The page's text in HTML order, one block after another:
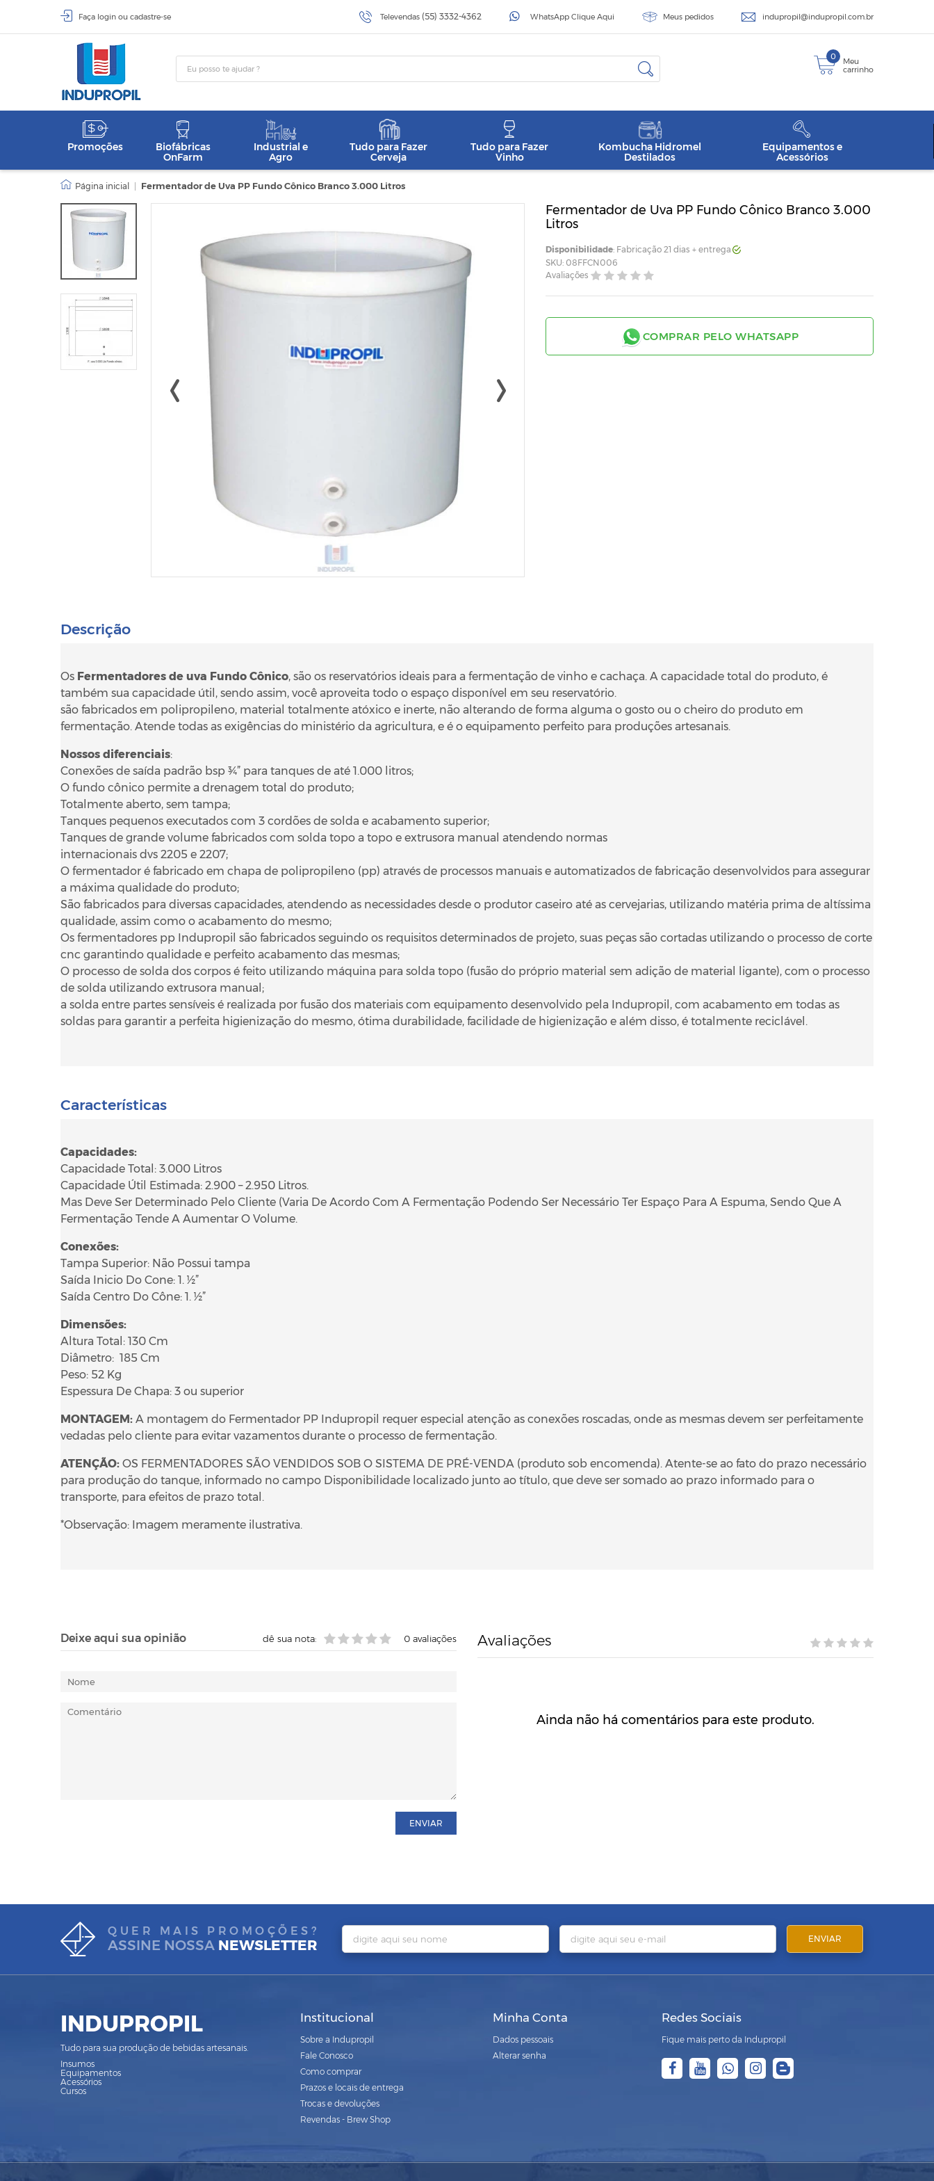
Faça login ou cadastre-se Televendas (55) 3332-4362 WhatsApp Clique Aqui Meus pedidos indupropil@indupropil.com.br
0
Meu
carrinho
Promoções
Biofábricas
OnFarm
Industrial e
Agro
Tudo para Fazer
Cerveja
Tudo para Fazer
Vinho
Kombucha Hidromel
Destilados
Equipamentos e
Acessórios
Fermentador de Uva PP Fundo Cônico Branco 3.000 Litros
Fermentador de Uva PP Fundo Cônico Branco 3.000
Litros
Disponibilidade: Fabricação 21 dias + entrega
SKU: 08FFCN006
Avaliações
COMPRAR PELO WHATSAPP
Descrição
Os Fermentadores de uva Fundo Cônico, são os reservatórios ideais para a fermentação de vinho e cachaça. A capacidade total do produto, é
também sua capacidade útil, sendo assim, você aproveita todo o espaço disponível em seu reservatório.
são fabricados em polipropileno, material totalmente atóxico e inerte, não alterando de forma alguma o gosto ou o cheiro do produto em
fermentação. Atende todas as exigências do ministério da agricultura, e é o equipamento perfeito para produções artesanais.
Nossos diferenciais:
Conexões de saída padrão bsp ¾” para tanques de até 1.000 litros;
O fundo cônico permite a drenagem total do produto;
Totalmente aberto, sem tampa;
Tanques pequenos executados com 3 cordões de solda e acabamento superior;
Tanques de grande volume fabricados com solda topo a topo e extrusora manual atendendo normas
internacionais dvs 2205 e 2207;
O fermentador é fabricado em chapa de polipropileno (pp) através de processos manuais e automatizados de fabricação desenvolvidos para assegurar
a máxima qualidade do produto;
São fabricados para diversas capacidades, atendendo as necessidades desde o produtor caseiro até as cervejarias, utilizando matéria prima de altíssima
qualidade, assim como o acabamento do mesmo;
Os fermentadores pp Indupropil são fabricados seguindo os requisitos determinados de projeto, suas peças são cortadas utilizando o processo de corte
cnc garantindo qualidade e perfeito acabamento das mesmas;
O processo de solda dos corpos é feito utilizando máquina para solda topo (fusão do próprio material sem adição de material ligante), com o processo
de solda utilizando extrusora manual;
a solda entre partes sensíveis é realizada por fusão dos materiais com equipamento desenvolvido pela Indupropil, com acabamento em todas as
soldas para garantir a perfeita higienização do mesmo, ótima durabilidade, facilidade de higienização e além disso, é totalmente reciclável.
Características
Capacidades:
Capacidade Total: 3.000 Litros
Capacidade Útil Estimada: 2.900 – 2.950 Litros.
Mas Deve Ser Determinado Pelo Cliente (Varia De Acordo Com A Fermentação Podendo Ser Necessário Ter Espaço Para A Espuma, Sendo Que A
Fermentação Tende A Aumentar O Volume.
Conexões:
Tampa Superior: Não Possui tampa
Saída Inicio Do Cone: 1. ½”
Saída Centro Do Cône: 1. ½”
Dimensões:
Altura Total: 130 Cm
Diâmetro: 185 Cm
Peso: 52 Kg
Espessura De Chapa: 3 ou superior
MONTAGEM: A montagem do Fermentador PP Indupropil requer especial atenção as conexões roscadas, onde as mesmas devem ser perfeitamente
vedadas pelo cliente para evitar vazamentos durante o processo de fermentação.
ATENÇÃO: OS FERMENTADORES SÃO VENDIDOS SOB O SISTEMA DE PRÉ-VENDA (produto sob encomenda). Atente-se ao fato do prazo necessário
para produção do tanque, informado no campo Disponibilidade localizado junto ao título, que deve ser somado ao prazo informado para o
transporte, para efeitos de prazo total.
*Observação: Imagem meramente ilustrativa.
Deixe aqui sua opinião 0 avaliações
dê sua nota:
ENVIAR
Avaliações
Ainda não há comentários para este produto.
QUER MAIS PROMOÇÕES?
ASSINE NOSSA NEWSLETTER
INDUPROPIL
Tudo para sua produção de bebidas artesanais.
Insumos
Equipamentos
Acessórios
Cursos
Institucional
Sobre a Indupropil
Fale Conosco
Como comprar
Prazos e locais de entrega
Trocas e devoluções
Revendas - Brew Shop
Minha Conta
Dados pessoais
Alterar senha
Redes Sociais
Fique mais perto da Indupropil